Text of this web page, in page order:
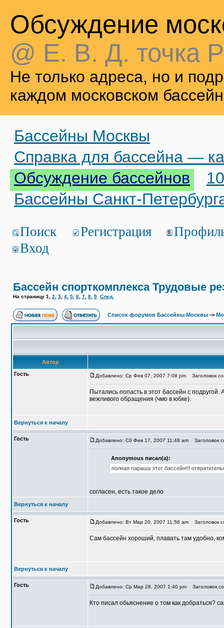
Обсуждение
@ Е. В. Д. точка
Не только адреса, но и
каждом московском
Бассейны Москвы
Справка для бассейна —
Обсуждение бассейнов
Бассейны Санкт-
Поиск Регистрация
Вход
Бассейн спорткомплекса Трудовые
На страницу 1 2 3 4 5 6 7 8 9 След.
Список форумов Бассейны Москвы ->
Автор
Гость
Добавлено: Ср Фев 07, 2007 7:08 pm Заголовок
Пытались попасть в этот бассейн с
вежливого обращения (чмо в юбке).
Вернуться к началу
Гость Добавлено: Сб Фев 17, 2007 11:48 am Заголовок
Anonymous писал(а):
полная параша этот бассейн!!!
согласен, есть такое дело
Вернуться к началу
Гость Добавлено: Вт Мар 20, 2007 11:56 am Заголовок
Сам бассейн хороший, плавать там удобно,
Вернуться к началу
Гость Добавлено: Ср Мар 28, 2007 1:40 pm Заголовок
Кто писал обьяснение о том как добраться?